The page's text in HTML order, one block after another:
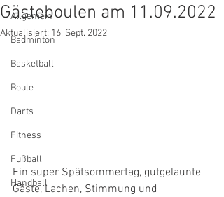
Allgemein
Badminton
Basketball
Boule
Darts
Fitness
Fußball
Handball
Gästeboulen am 11.09.2022
Aktualisiert: 16. Sept. 2022
Ein super Spätsommertag, gutgelaunte
Gäste, Lachen, Stimmung und